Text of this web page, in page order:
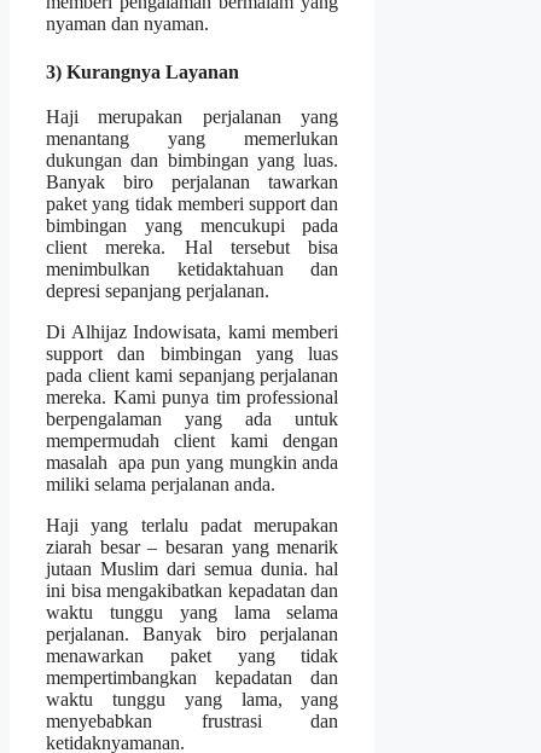
nyaman dan nyaman.
3) Kurangnya Layanan
Haji merupakan perjalanan yang
menantang yang memerlukan
dukungan dan bimbingan yang luas.
Banyak biro perjalanan tawarkan
paket yang tidak memberi support dan
bimbingan yang mencukupi pada
client mereka. Hal tersebut bisa
menimbulkan ketidaktahuan dan
depresi sepanjang perjalanan.
Di Alhijaz Indowisata, kami memberi
support dan bimbingan yang luas
pada client kami sepanjang perjalanan
mereka. Kami punya tim professional
berpengalaman yang ada untuk
mempermudah client kami dengan
masalah apa pun yang mungkin anda
miliki selama perjalanan anda.
Haji yang terlalu padat merupakan
ziarah besar – besaran yang menarik
jutaan Muslim dari semua dunia. hal
ini bisa mengakibatkan kepadatan dan
waktu tunggu yang lama selama
perjalanan. Banyak biro perjalanan
menawarkan paket yang tidak
mempertimbangkan kepadatan dan
waktu tunggu yang lama, yang
menyebabkan frustrasi dan
ketidaknyamanan.